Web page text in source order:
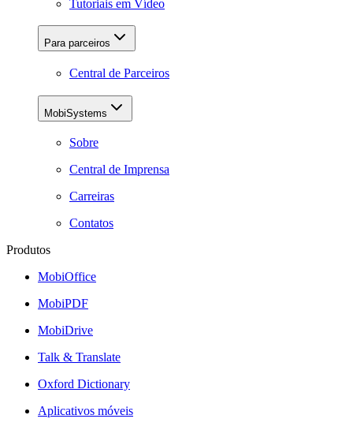
Tutoriais em Vídeo
Para parceiros
Central de Parceiros
MobiSystems
Sobre
Central de Imprensa
Carreiras
Contatos
Produtos
MobiOffice
MobiPDF
MobiDrive
Talk & Translate
Oxford Dictionary
Aplicativos móveis